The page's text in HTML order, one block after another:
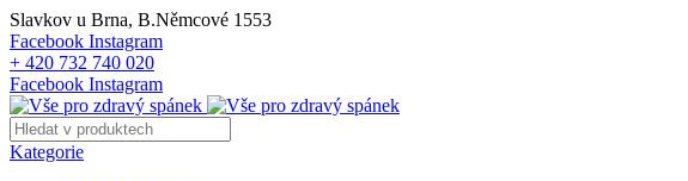
Slavkov u Brna, B.Němcové 1553
Facebook Instagram
+ 420 732 740 020
Facebook Instagram
Kategorie